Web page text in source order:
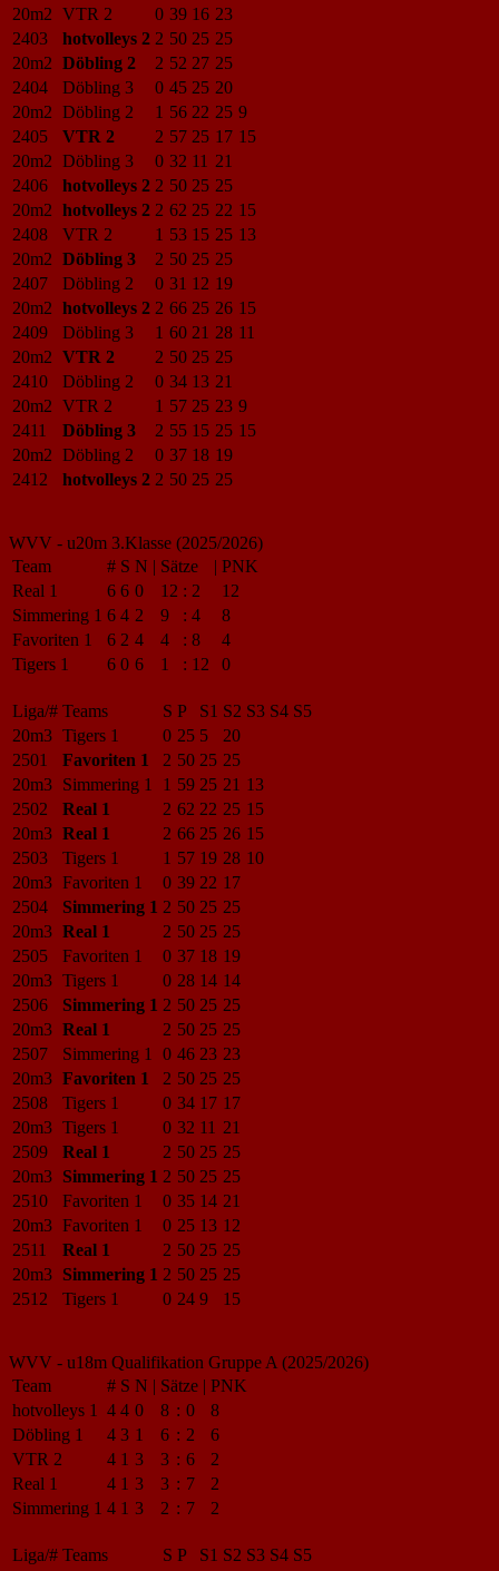
20m2 VTR 2 0 39 16 23
2403
hotvolleys 2 2 50 25 25
20m2 Döbling 2 2 52 27 25
2404
Döbling 3 0 45 25 20
20m2 Döbling 2 1 56 22 25 9
2405
VTR 2 2 57 25 17 15
20m2 Döbling 3 0 32 11 21
2406
hotvolleys 2 2 50 25 25
20m2 hotvolleys 2 2 62 25 22 15
2408
VTR 2 1 53 15 25 13
20m2 Döbling 3 2 50 25 25
2407
Döbling 2 0 31 12 19
20m2 hotvolleys 2 2 66 25 26 15
2409
Döbling 3 1 60 21 28 11
20m2 VTR 2 2 50 25 25
2410
Döbling 2 0 34 13 21
20m2 VTR 2 1 57 25 23 9
2411
Döbling 3 2 55 15 25 15
20m2 Döbling 2 0 37 18 19
2412
hotvolleys 2 2 50 25 25
WVV - u20m 3.Klasse (2025/2026)
Team
# S N | Sätze | PNK
Real 1
6 6 0 12 : 2
12
Simmering 1 6 4 2 9 : 4
8
Favoriten 1
6 2 4 4 : 8
4
Tigers 1
6 0 6 1 : 12 0
Liga/# Teams S P S1 S2 S3 S4 S5
20m3 Tigers 1 0 25 5
20
2501
Favoriten 1 2 50 25 25
20m3 Simmering 1 1 59 25 21 13
2502
Real 1 2 62 22 25 15
20m3 Real 1 2 66 25 26 15
2503
Tigers 1 1 57 19 28 10
20m3 Favoriten 1 0 39 22 17
2504
Simmering 1 2 50 25 25
20m3 Real 1 2 50 25 25
2505
Favoriten 1 0 37 18 19
20m3 Tigers 1 0 28 14 14
2506
Simmering 1 2 50 25 25
20m3 Real 1 2 50 25 25
2507
Simmering 1 0 46 23 23
20m3 Favoriten 1 2 50 25 25
2508
Tigers 1 0 34 17 17
20m3 Tigers 1 0 32 11 21
2509
Real 1 2 50 25 25
20m3 Simmering 1 2 50 25 25
2510
Favoriten 1 0 35 14 21
20m3 Favoriten 1 0 25 13 12
2511
Real 1 2 50 25 25
20m3 Simmering 1 2 50 25 25
2512
Tigers 1 0 24 9 15
WVV - u18m Qualifikation Gruppe A (2025/2026)
Team
# S N | Sätze | PNK
hotvolleys 1
4 4 0 8 : 0
8
Döbling 1
4 3 1 6 : 2
6
VTR 2
4 1 3 3 : 6
2
Real 1
4 1 3 3 : 7
2
Simmering 1 4 1 3 2 : 7 2
Liga/# Teams S P S1 S2 S3 S4 S5